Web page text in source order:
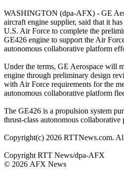
WASHINGTON (dpa-AFX) - GE
aircraft engine supplier, said that it
U.S. Air Force to complete the
GE426 engine to support the Air
autonomous collaborative platform
Under the terms, GE Aerospace will
engine through preliminary design
with Air Force requirements for the
autonomous collaborative platform
The GE426 is a propulsion system
thrust-class autonomous collaborative
Copyright(c) 2026 RTTNews.com.
Copyright RTT News/dpa-AFX
© 2026 AFX News